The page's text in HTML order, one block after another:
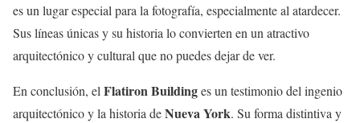
es un lugar especial para la fotografía, especialmente al atardecer.
Sus líneas únicas y su historia lo convierten en un atractivo
arquitectónico y cultural que no puedes dejar de ver.
En conclusión, el Flatiron Buildinges un testimonio del ingenio
arquitectónico y la historia deNueva York. Su forma distintiva y